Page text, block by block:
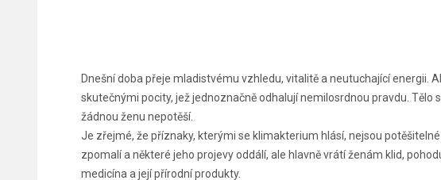
Dnešní doba přeje mladistvému vzhledu, vitalitě a neutuchající energii.
skutečnými pocity, jež jednoznačně odhalují nemilosrdnou pravdu.
žádnou ženu nepotěší.
Je zřejmé, že příznaky, kterými se klimakterium hlásí, nejsou
zpomalí a některé jeho projevy oddálí, ale hlavně vrátí ženám klid,
medicína a její přírodní produkty.